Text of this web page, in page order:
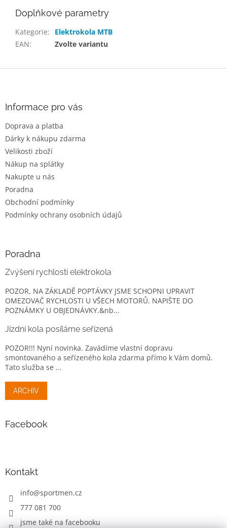
Doplňkové parametry
Kategorie:
Elektrokola MTB
EAN: Zvolte variantu
Informace pro vás
Doprava a platba
Dárky k nákupu zdarma
Velikosti zboží
Nákup na splátky
Nakupte u nás
Poradna
Obchodní podmínky
Podmínky ochrany osobních údajů
Poradna
Zvýšení rychlosti elektrokola
POZOR, NA ZÁKLADĚ POPTÁVKY JSME SCHOPNI UPRAVIT
OMEZOVAČ RYCHLOSTI U VŠECH MOTORŮ. NAPIŠTE DO
POZNÁMKY U OBJEDNÁVKY.&nb...
Jízdní kola posíláme seřízená
POZOR!!! Nyní novinka. Zavádíme vlastní dopravu
smontovaného a seřízeného kola zdarma přímo k Vám domů.
Tato služba se ...
ARCHIV
Facebook
Kontakt
info@sportmen.cz
777 081 700
jsme také na facebooku